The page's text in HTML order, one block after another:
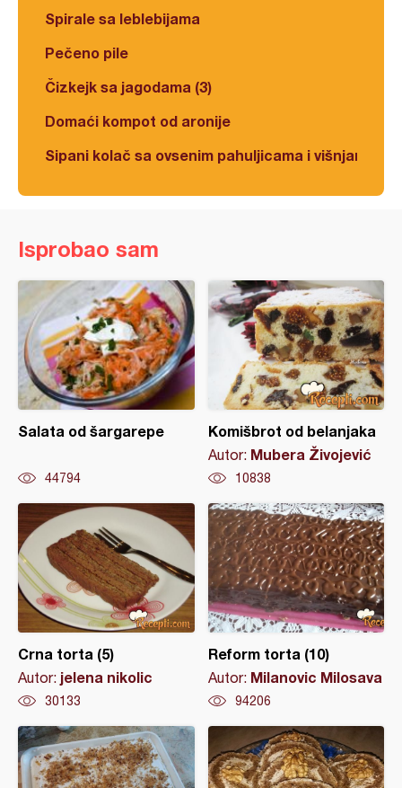
Spirale sa leblebijama
Pečeno pile
Čizkejk sa jagodama (3)
Domaći kompot od aronije
Sipani kolač sa ovsenim pahuljicama i višnjama
Isprobao sam
Salata od šargarepe
44794
Komišbrot od belanjaka
Autor: Mubera Živojević
10838
Crna torta (5)
Autor: jelena nikolic
30133
Reform torta (10)
Autor: Milanovic Milosava
94206